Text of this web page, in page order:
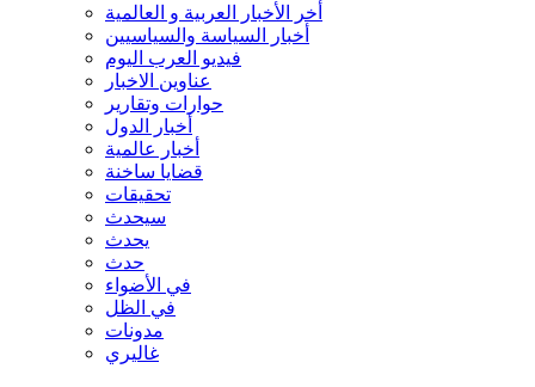
أخر الأخبار العربية و العالمية
أخبار السياسة والسياسيين
فيديو العرب اليوم
عناوين الاخبار
حوارات وتقارير
أخبار الدول
أخبار عالمية
قضايا ساخنة
تحقيقات
سيحدث
يحدث
حدث
في الأضواء
في الظل
مدونات
غاليري